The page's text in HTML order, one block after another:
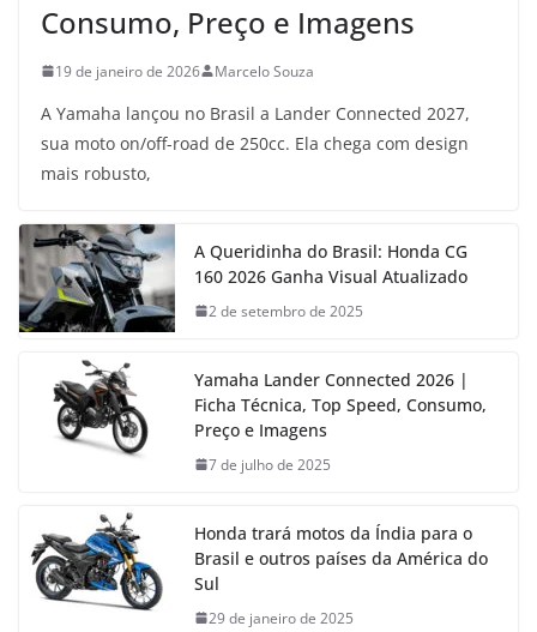
Consumo, Preço e Imagens
19 de janeiro de 2026 Marcelo Souza
A Yamaha lançou no Brasil a Lander Connected 2027,
sua moto on/off-road de 250cc. Ela chega com design
mais robusto,
A Queridinha do Brasil: Honda CG
160 2026 Ganha Visual Atualizado
2 de setembro de 2025
Yamaha Lander Connected 2026 |
Ficha Técnica, Top Speed, Consumo,
Preço e Imagens
7 de julho de 2025
Honda trará motos da Índia para o
Brasil e outros países da América do
Sul
29 de janeiro de 2025